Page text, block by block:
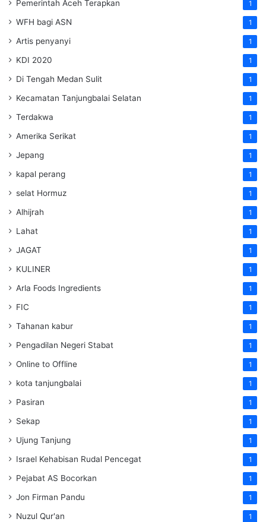
Pemerintah Aceh Terapkan 1
WFH bagi ASN 1
Artis penyanyi 1
KDI 2020 1
Di Tengah Medan Sulit 1
Kecamatan Tanjungbalai Selatan 1
Terdakwa 1
Amerika Serikat 1
Jepang 1
kapal perang 1
selat Hormuz 1
Alhijrah 1
Lahat 1
JAGAT 1
KULINER 1
Arla Foods Ingredients 1
FIC 1
Tahanan kabur 1
Pengadilan Negeri Stabat 1
Online to Offline 1
kota tanjungbalai 1
Pasiran 1
Sekap 1
Ujung Tanjung 1
Israel Kehabisan Rudal Pencegat 1
Pejabat AS Bocorkan 1
Jon Firman Pandu 1
Nuzul Qur'an 1